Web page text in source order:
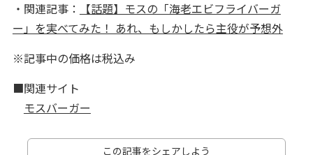
・関連記事：
【話題】モスの「海老エビフライバーガ
ー」を実べてみた！ あれ、もしかしたら主役が予想外
※記事中の価格は税込み
■関連サイト
モスバーガー
この記事をシェアしよう